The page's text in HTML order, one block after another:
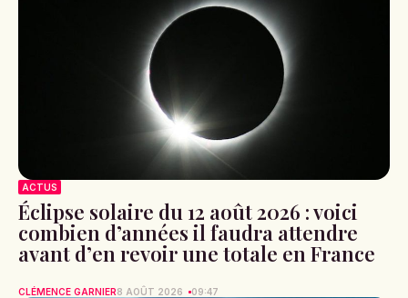
ACTUS
Éclipse solaire du 12 août 2026 : voici
combien d’années il faudra attendre
avant d’en revoir une totale en France
CLÉMENCE GARNIER8 AOÛT 2026 09:47